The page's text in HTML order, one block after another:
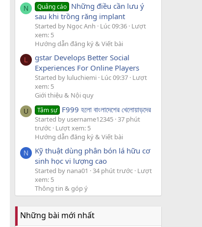
N Quảng cáo Những điều cần lưu ý
sau khi trồng răng implant
Started by Ngọc Anh Lúc 09:36 Lượt
xem: 5
Hướng dẫn đăng ký & Viết bài
L
gstar Develops Better Social
Experiences For Online Players
Started by luluchiemi Lúc 09:37 Lượt
xem: 5
Giới thiệu & Nội quy
U Tâm sự F999 হলো বাংলাদেশের খেলোয়াড়দের
Started by username12345 37 phút
trước Lượt xem: 5
Hướng dẫn đăng ký & Viết bài
N
Kỹ thuật dùng phân bón lá hữu cơ
sinh học vi lượng cao
Started by nana01 34 phút trước Lượt
xem: 5
Thông tin & góp ý
Những bài mới nhất